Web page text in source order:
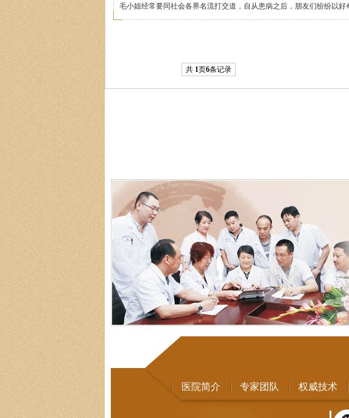
毛小姐经常要同社会各界名流打交道，自从患病之后，朋友们纷纷以好
共 1页6条记录
医院简介 专家团队 权威技术